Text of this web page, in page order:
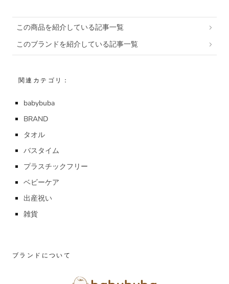
この商品を紹介している記事一覧
このブランドを紹介している記事一覧
関連カテゴリ：
babybuba
BRAND
タオル
バスタイム
プラスチックフリー
ベビーケア
出産祝い
雑貨
ブランドについて